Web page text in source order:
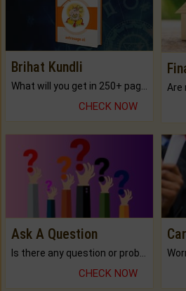
Brihat Kundli
CHECK NOW
Ask A Question
Is there any question or problem lingering.
CHECK NOW